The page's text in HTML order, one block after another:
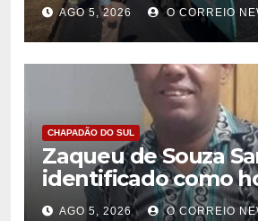
compreensão da
em Chapadão do
AGO 5, 2026 O CORREIO
CHAPADÃO DO SUL
Zaqueu de Souza
identificado como
encontrado morto
AGO 5, 2026 O CORREIO